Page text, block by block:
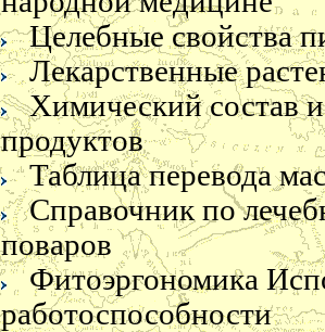
Приятного аппетита
Блюда из
бобовых и
Целебные свойства
Лекарственные
Химический состав
продуктов
Таблица перевода
Справочник по
поваров
Фитоэргономика
работоспособности